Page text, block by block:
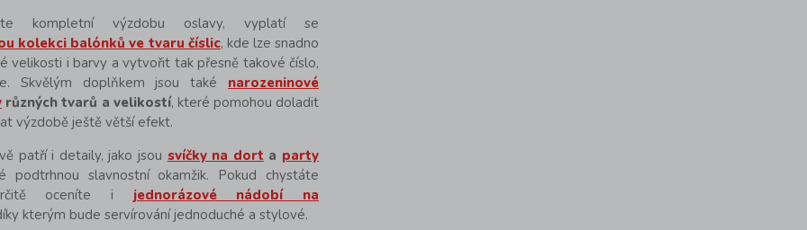
kompletní výzdobu oslavy, vyplatí se
kolekci balónků ve tvaru číslic, kde lze snadno
velikosti i barvy a vytvořit tak přesně takové číslo,
Skvělým doplňkem jsou také
narozeninové
různých tvarů a velikostí, které pomohou doladit
výzdobě ještě větší efekt.
patří i detaily, jako jsou svíčky na dort a party
podtrhnou slavnostní okamžik. Pokud chystáte
oceníte i
jednorázové nádobí na
kterým bude servírování jednoduché a stylové.